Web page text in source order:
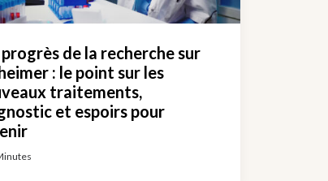
progrès de la recherche sur
: le point sur les
traitements,
et espoirs pour